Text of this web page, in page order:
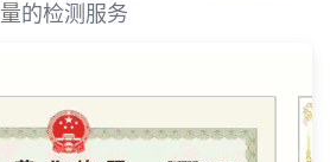
量的检测服务